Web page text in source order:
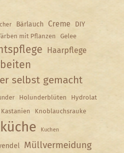
Bärlauch Creme DIY
mit Pflanzen Gelee
Haarpflege
selbst gemacht
Holunderblüten Hydrolat
Kastanien Knoblauchsrauke
Kuchen
Müllvermeidung